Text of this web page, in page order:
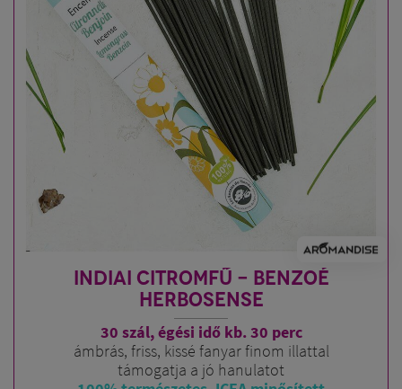
INDIAI CITROMFŰ - BENZOÉ
HERBOSENSE
30 szál, égési idő kb. 30 perc
ámbrás, friss, kissé fanyar finom illattal
támogatja a jó hanulatot